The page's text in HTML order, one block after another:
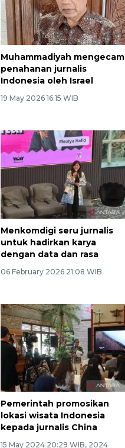
Muhammadiyah mengecam
penahanan jurnalis
Indonesia oleh Israel
19 May 2026 16:15 WIB
Menkomdigi seru jurnalis
untuk hadirkan karya
dengan data dan rasa
06 February 2026 21:08 WIB
Pemerintah promosikan
lokasi wisata Indonesia
kepada jurnalis China
15 May 2024 20:29 WIB, 2024